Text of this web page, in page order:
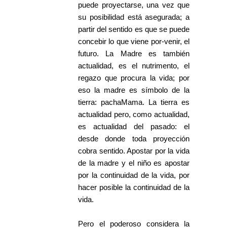
puede proyectarse, una vez que
su posibilidad está asegurada; a
partir del sentido es que se puede
concebir lo que viene por-venir, el
futuro. La Madre es también
actualidad, es el nutrimento, el
regazo que procura la vida; por
eso la madre es símbolo de la
tierra: pachaMama. La tierra es
actualidad pero, como actualidad,
es actualidad del pasado: el
desde donde toda proyección
cobra sentido. Apostar por la vida
de la madre y el niño es apostar
por la continuidad de la vida, por
hacer posible la continuidad de la
vida.
Pero el poderoso considera la